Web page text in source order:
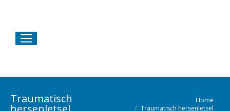
Traumatisch
Home
Traumatisch hersenletsel